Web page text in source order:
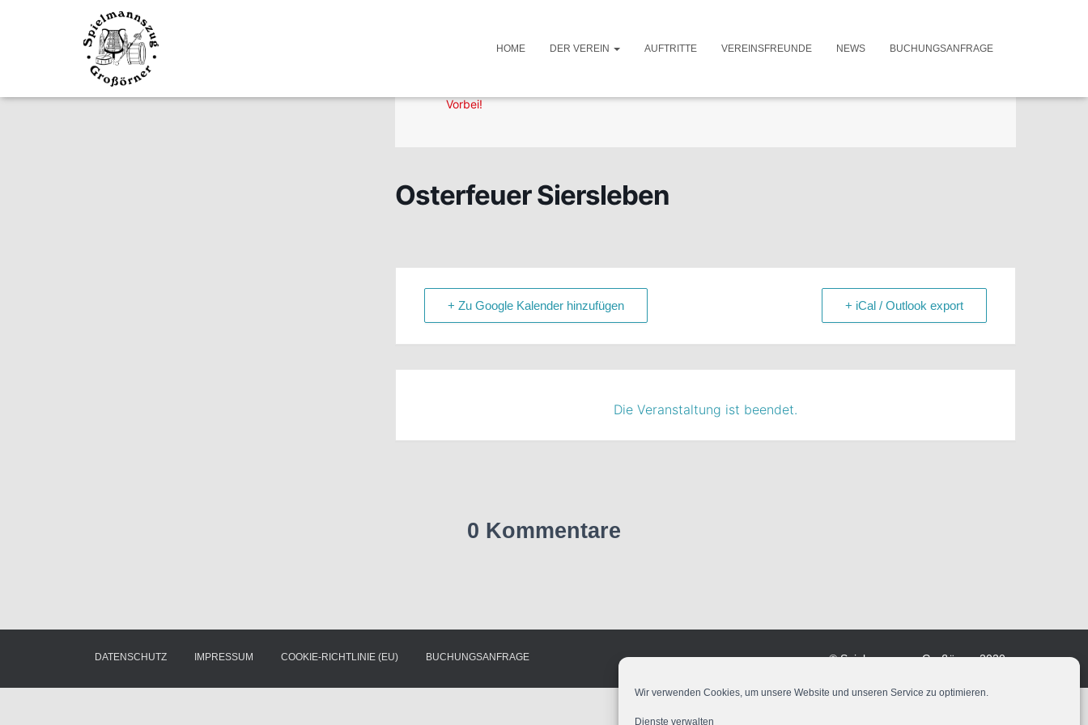
Wir verwenden Cookies, um unsere Website und unseren Service zu optimieren.
Dienste verwalten
HOME DER VEREIN AUFTRITTE VEREINSFREUNDE NEWS BUCHUNGSANFRAGE
Vorbei!
UHRZEIT
Osterfeuer Siersleben
+ Zu Google Kalender hinzufügen + iCal / Outlook export
Die Veranstaltung ist beendet.
0 Kommentare
DATENSCHUTZ IMPRESSUM COOKIE-RICHTLINIE (EU) BUCHUNGSANFRAGE © Spielmannszug Großörner 2020